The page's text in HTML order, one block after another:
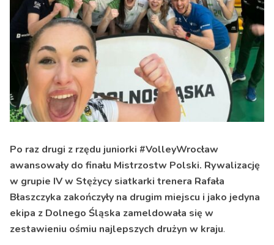
Po raz drugi z rzędu juniorki #VolleyWrocław
awansowały do finału Mistrzostw Polski. Rywalizację
w grupie IV w Stężycy siatkarki trenera Rafała
Błaszczyka zakończyły na drugim miejscu i jako jedyna
ekipa z Dolnego Śląska zameldowała się w
zestawieniu ośmiu najlepszych drużyn w kraju.